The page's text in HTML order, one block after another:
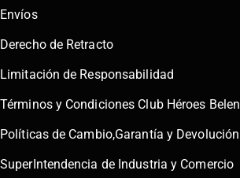
Envíos
Derecho de Retracto
Limitación de Responsabilidad
Términos y Condiciones Club Héroes Belen
Políticas de Cambio,Garantía y Devolución
SuperIntendencia de Industria y Comercio